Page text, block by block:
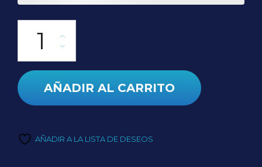
AÑADIR AL CARRITO
AÑADIR A LA LISTA DE DESEOS